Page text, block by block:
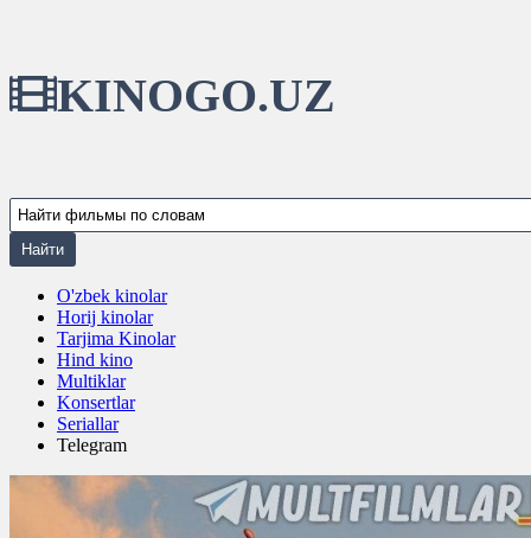
KINOGO.UZ
O'zbek kinolar
Horij kinolar
Tarjima Kinolar
Hind kino
Multiklar
Konsertlar
Seriallar
Telegram